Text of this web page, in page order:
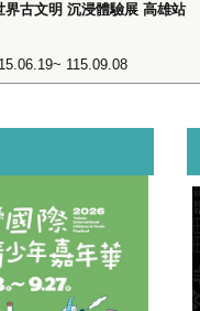
界古文明 沉浸體驗展 高雄站
115.09.08